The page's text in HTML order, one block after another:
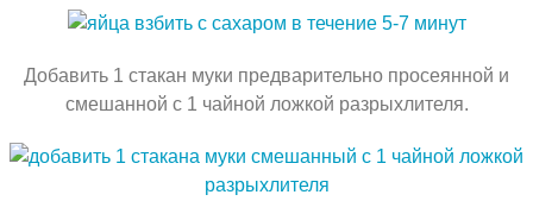
Добавить 1 стакан муки предварительно просеянной и
смешанной с 1 чайной ложкой разрыхлителя.